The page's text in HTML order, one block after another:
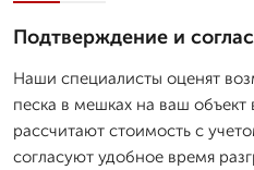
Подтверждение и
Наши специалисты оценят
песка в мешках на ваш объект
рассчитают стоимость с
согласуют удобное время